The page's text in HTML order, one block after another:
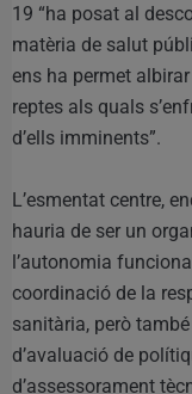
19 “ha posat al
matèria de salut
ens ha permet
reptes als quals
d’ells imminents”.
L’esmentat centre,
hauria de ser un
l’autonomia
coordinació de la
sanitària, però
d’avaluació de
d’assessorament